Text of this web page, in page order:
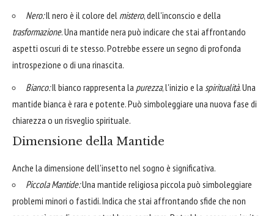
Nero:Il nero è il colore del mistero, dell'inconscio e della
trasformazione. Una mantide nera può indicare che stai affrontando
aspetti oscuri di te stesso. Potrebbe essere un segno di profonda
introspezione o di una rinascita.
Bianco:Il bianco rappresenta la purezza, l'inizio e la spiritualità. Una
mantide bianca è rara e potente. Può simboleggiare una nuova fase di
chiarezza o un risveglio spirituale.
Dimensione della Mantide
Anche la dimensione dell'insetto nel sogno è significativa.
Piccola Mantide:Una mantide religiosa piccola può simboleggiare
problemi minori o fastidi. Indica che stai affrontando sfide che non